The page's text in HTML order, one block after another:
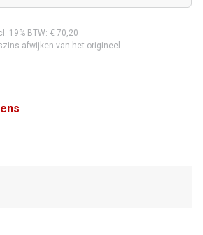
19% BTW: € 70,20
afwijken van het origineel.